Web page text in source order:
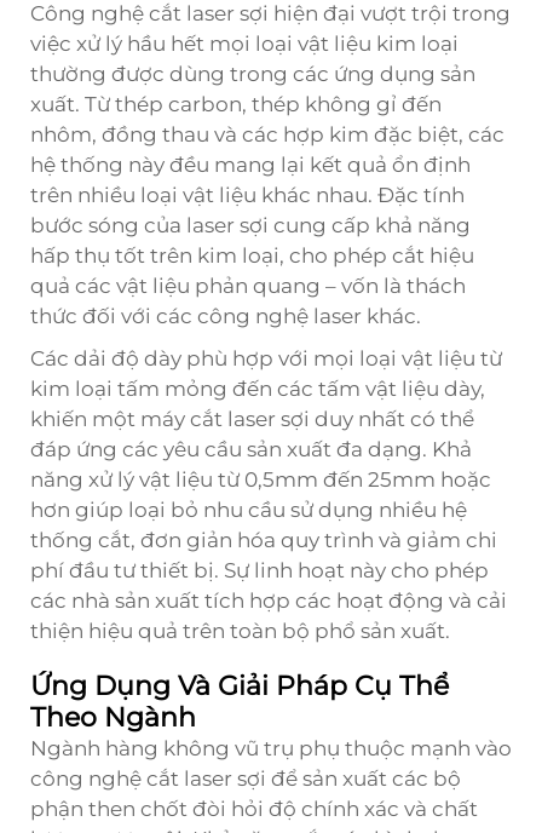
Công nghệ cắt laser sợi hiện đại vượt trội trong
việc xử lý hầu hết mọi loại vật liệu kim loại
thường được dùng trong các ứng dụng sản
xuất. Từ thép carbon, thép không gỉ đến
nhôm, đồng thau và các hợp kim đặc biệt, các
hệ thống này đều mang lại kết quả ổn định
trên nhiều loại vật liệu khác nhau. Đặc tính
bước sóng của laser sợi cung cấp khả năng
hấp thụ tốt trên kim loại, cho phép cắt hiệu
quả các vật liệu phản quang – vốn là thách
thức đối với các công nghệ laser khác.
Các dải độ dày phù hợp với mọi loại vật liệu từ
kim loại tấm mỏng đến các tấm vật liệu dày,
khiến một máy cắt laser sợi duy nhất có thể
đáp ứng các yêu cầu sản xuất đa dạng. Khả
năng xử lý vật liệu từ 0,5mm đến 25mm hoặc
hơn giúp loại bỏ nhu cầu sử dụng nhiều hệ
thống cắt, đơn giản hóa quy trình và giảm chi
phí đầu tư thiết bị. Sự linh hoạt này cho phép
các nhà sản xuất tích hợp các hoạt động và cải
thiện hiệu quả trên toàn bộ phổ sản xuất.
Ứng Dụng Và Giải Pháp Cụ Thể
Theo Ngành
Ngành hàng không vũ trụ phụ thuộc mạnh vào
công nghệ cắt laser sợi để sản xuất các bộ
phận then chốt đòi hỏi độ chính xác và chất